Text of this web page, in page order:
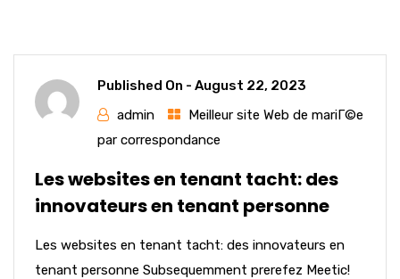
Published On - August 22, 2023
admin
Meilleur site Web de mariГ©e
par correspondance
Les websites en tenant tacht: des
innovateurs en tenant personne
Les websites en tenant tacht: des innovateurs en
tenant personne Subsequemment prerefez Meetic!